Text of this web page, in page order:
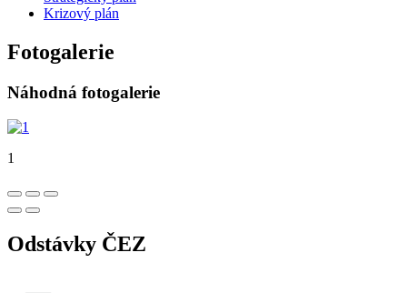
Krizový plán
Fotogalerie
Náhodná fotogalerie
1
Odstávky ČEZ